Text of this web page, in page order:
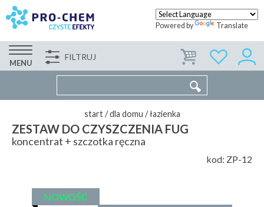
Powered by Translate
MENU
FILTRUJ WSPÓŁPRACA KONTAKT
start / dla domu / łazienka
ZESTAW DO CZYSZCZENIA FUG
koncentrat + szczotka ręczna
kod: ZP-12
NOWOŚĆ